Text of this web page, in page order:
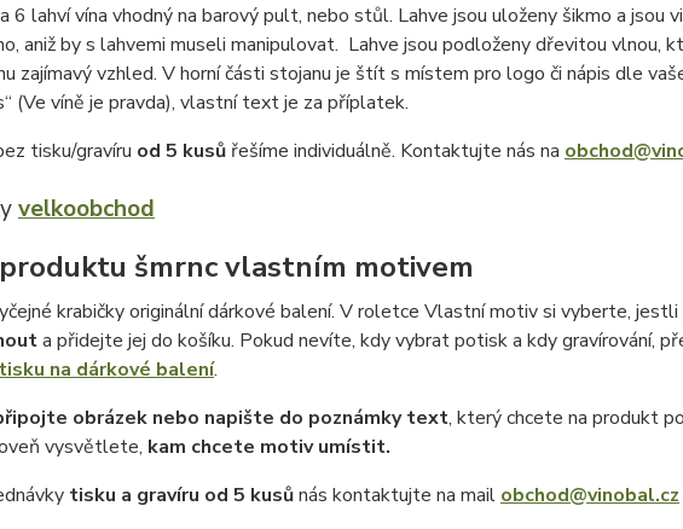
6 lahví vína vhodný na barový pult, nebo stůl. Lahve jsou uloženy šikmo a jsou
aniž by s lahvemi museli manipulovat. Lahve jsou podloženy dřevitou vlnou,
zajímavý vzhled. V horní části stojanu je štít s místem pro logo či nápis dle
(Ve víně je pravda), vlastní text je za příplatek.
tisku/gravíru od 5 kusůřešíme individuálně. Kontaktujte nás na
velkoobchod
šmrnc vlastním motivem
krabičky originální dárkové balení. V roletce Vlastní motiv si vyberte,
a přidejte jej do košíku. Pokud nevíte, kdy vybrat potisk a kdy gravírování,
na dárkové balení.
obrázek nebo napište do poznámky text, který chcete na produkt
vysvětlete, kam chcete motiv umístit.
tisku a gravíru od 5 kusůnás kontaktujte na mail obchod@vinobal.cz